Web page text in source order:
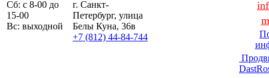
Сб: с 8-00 до
15-00
Вс: выходной
г. Санкт-
Петербург, улица
Белы Куна, 36в
+7 (812) 44-84-744